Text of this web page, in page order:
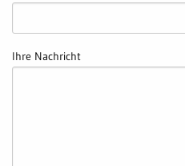
Ihre Nachricht